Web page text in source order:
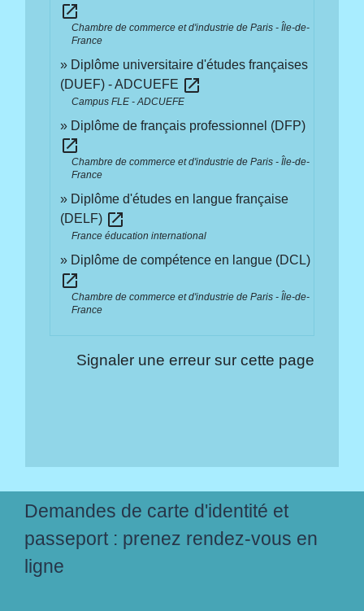
open_in_new
Chambre de commerce et d'industrie de Paris - Île-de-
France
Diplôme universitaire d'études françaises
(DUEF) - ADCUEFE open_in_new
Campus FLE - ADCUEFE
Diplôme de français professionnel (DFP)
open_in_new
Chambre de commerce et d'industrie de Paris - Île-de-
France
Diplôme d'études en langue française
(DELF) open_in_new
France éducation international
Diplôme de compétence en langue (DCL)
open_in_new
Chambre de commerce et d'industrie de Paris - Île-de-
France
Signaler une erreur sur cette page
Demandes de carte d'identité et
passeport : prenez rendez-vous en
ligne